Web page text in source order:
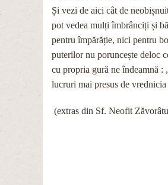
Și vezi de aici cât de
pot vedea mulți îmbrânciți și
pentru împărăție, nici pentru
puterilor nu poruncește deloc
cu propria gură ne îndeamnă :
lucruri mai presus de
(extras din Sf. Neofit